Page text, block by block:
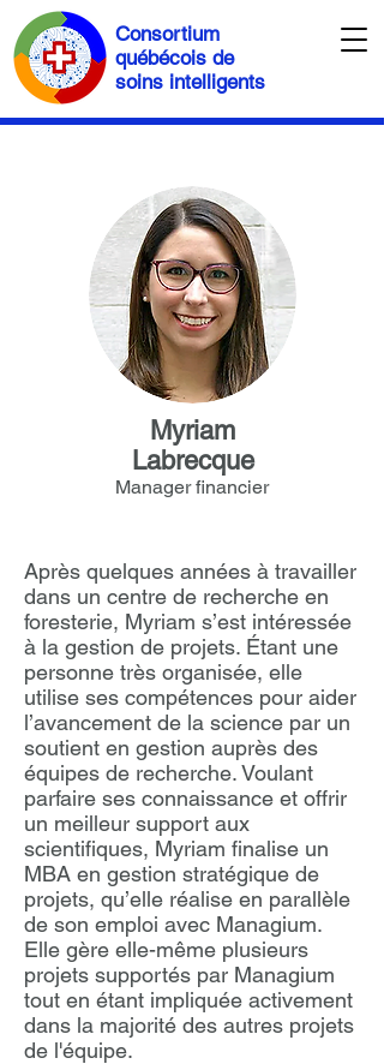
Consortium
québécois de
soins intelligents
Myriam
Labrecque
Manager financier
Après quelques années à travailler
dans un centre de recherche en
foresterie, Myriam s’est intéressée
à la gestion de projets. Étant une
personne très organisée, elle
utilise ses compétences pour aider
l’avancement de la science par un
soutient en gestion auprès des
équipes de recherche. Voulant
parfaire ses connaissance et offrir
un meilleur support aux
scientifiques, Myriam finalise un
MBA en gestion stratégique de
projets, qu’elle réalise en parallèle
de son emploi avec Managium.
Elle gère elle-même plusieurs
projets supportés par Managium
tout en étant impliquée activement
dans la majorité des autres projets
de l'équipe.